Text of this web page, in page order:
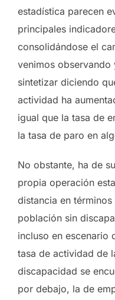
estadística parecen
principales
consolidándose el
venimos
sintetizar diciendo
actividad ha
igual que la tasa de
la tasa de paro en
No obstante, ha de
propia operación
distancia en
población sin
incluso en escenario
tasa de actividad de
discapacidad se
por debajo, la de